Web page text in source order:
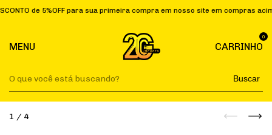
de 5%OFF para sua primeira compra em nosso site em compras acima de
MENU CARRINHO
0
Buscar
1 / 4